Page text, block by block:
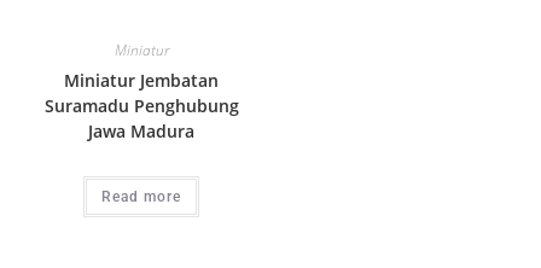
Miniatur
Miniatur Jembatan
Suramadu Penghubung
Jawa Madura
Read more